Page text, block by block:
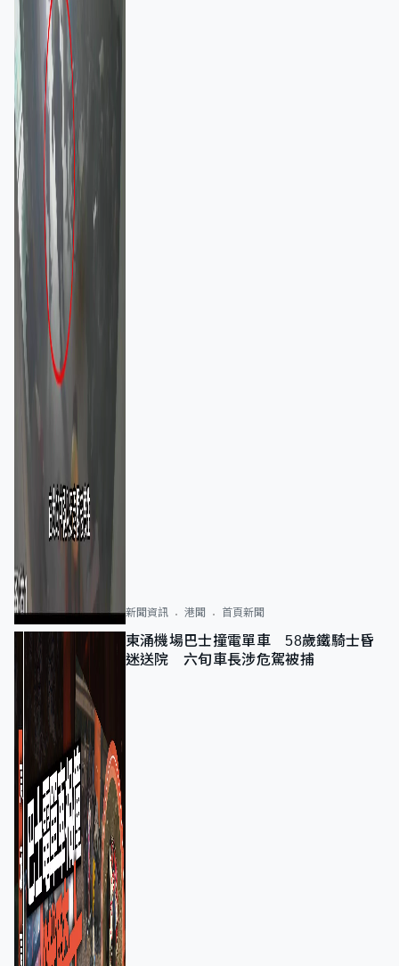
新聞資訊 港聞 首頁新聞
東涌機場巴士撞電單車 58歲鐵騎士昏
迷送院 六旬車長涉危駕被捕